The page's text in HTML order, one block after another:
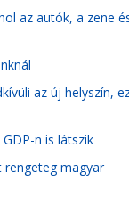
az autók, a zene
az új helyszín,
n is látszik
rengeteg magyar